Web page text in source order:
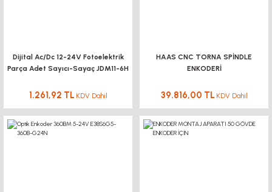
Dijital Ac/Dc 12-24V Fotoelektrik
Parça Adet Sayıcı-Sayaç JDM11-6H
1.261,92 TL KDV Dahil
HAAS CNC TORNA SPİNDLE
ENKODERİ
39.816,00 TL KDV Dahil